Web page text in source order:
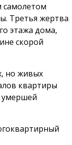
Третья жертва
этажа дома,
скорой
но живых
квартиры
умершей